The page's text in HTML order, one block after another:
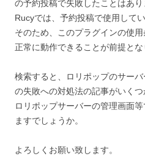
の予約投稿で失敗したことはあり
Rucyでは、予約投稿で使用して
そのため、このプラグインの使
正常に動作できることが前提とな
検索すると、ロリポップのサー
の失敗への対処法の記事がいくつ
ロリポップサーバーの管理画面
ますでしょうか。
よろしくお願い致します。